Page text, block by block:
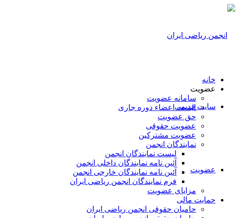
سایت قدیمی
عضویت
خانه
عضویت
سامانه عضویت
لیست اعضاء دوره جاری
حق عضویت
عضویت حقوقی
عضویت مشترکین
نمایندگان انجمن
لیست نمایندگان انجمن
آئین نامه نمایندگان داخلی انجمن
آئین نامه نمایندگان خارجی انجمن
فرم نمایندگان انجمن ریاضی ایران
مزایای عضویت
حمایت مالی
حامیان حقوقی انجمن ریاضی ایران